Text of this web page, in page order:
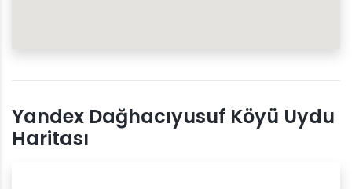
Yandex Dağhacıyusuf Köyü Uydu
Haritası